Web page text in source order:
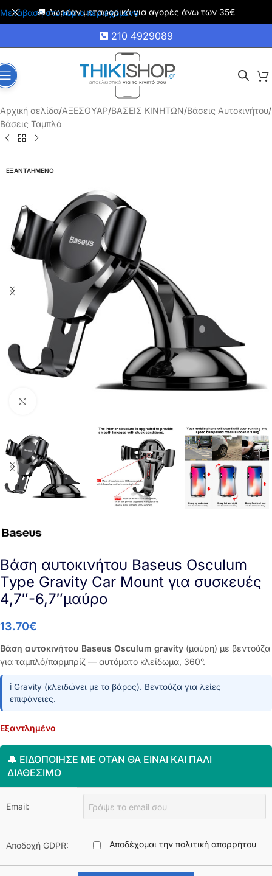
Μετάβαση στο κύριο περιεχόμενο
🚚 Δωρεάν μεταφορικά για αγορές άνω των 35€
210 4929089
Αρχική σελίδα/ΑΞΕΣΟΥΑΡ/ΒΑΣΕΙΣ ΚΙΝΗΤΩΝ/Βάσεις Αυτοκινήτου/
Βάσεις Ταμπλό
ΕΞΑΝΤΛΗΜΕΝΟ
Βάση αυτοκινήτου Baseus Osculum
Type Gravity Car Mount για συσκευές
4,7″-6,7″μαύρο
13.70€
Βάση αυτοκινήτου Baseus Osculum gravity (μαύρη) με βεντούζα
για ταμπλό/παρμπρίζ — αυτόματο κλείδωμα, 360°.
ℹ️ Gravity (κλειδώνει με το βάρος). Βεντούζα για λείες
επιφάνειες.
Εξαντλημένο
🔔 ΕΙΔΟΠΟΊΗΣΈ ΜΕ ΌΤΑΝ ΘΑ ΕΊΝΑΙ ΚΑΙ ΠΆΛΙ
ΔΙΑΘΈΣΙΜΟ
Email:
Αποδοχή GDPR: Αποδέχομαι την πολιτική απορρήτου